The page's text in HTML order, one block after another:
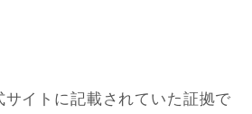
イトに記載されていた証拠で